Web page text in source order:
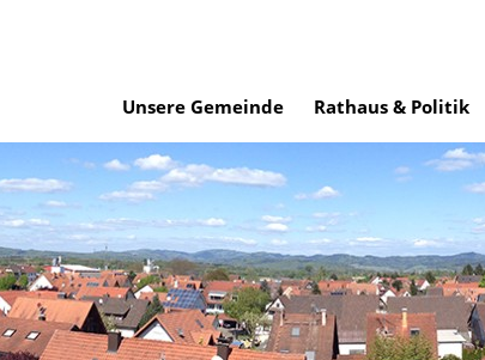
Unsere Gemeinde Rathaus & Politik